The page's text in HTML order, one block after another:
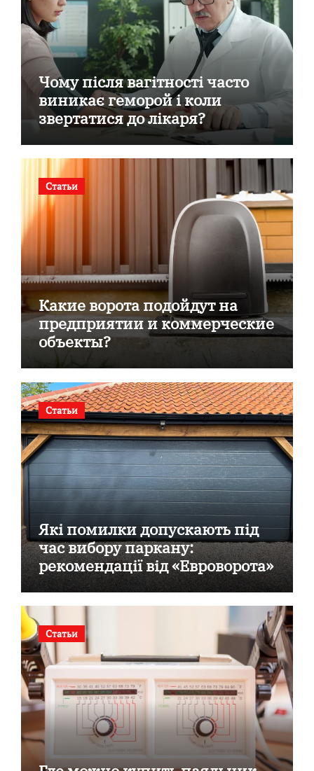
Чому після вагітності часто
виникає геморой і коли
звертатися до лікаря?
Статьи
Какие ворота подойдут на
предприятии и коммерческие
объекты?
Статьи
Які помилки допускають під
час вибору паркану:
рекомендації від «Евроворота»
Статьи